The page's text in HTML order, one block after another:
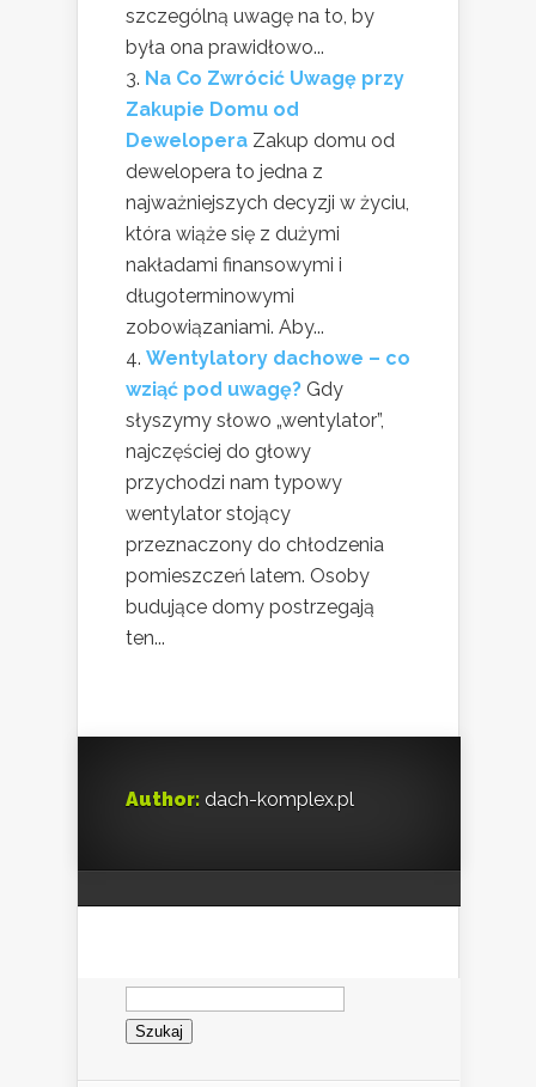
szczególną uwagę na to, by
była ona prawidłowo...
Na Co Zwrócić Uwagę przy
Zakupie Domu od
Dewelopera Zakup domu od
dewelopera to jedna z
najważniejszych decyzji w życiu,
która wiąże się z dużymi
nakładami finansowymi i
długoterminowymi
zobowiązaniami. Aby...
Wentylatory dachowe – co
wziąć pod uwagę? Gdy
słyszymy słowo „wentylator”,
najczęściej do głowy
przychodzi nam typowy
wentylator stojący
przeznaczony do chłodzenia
pomieszczeń latem. Osoby
budujące domy postrzegają
ten...
Author: dach-komplex.pl
Szukaj: